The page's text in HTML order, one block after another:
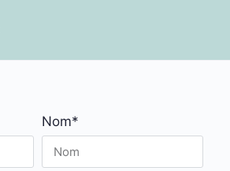
Nom*